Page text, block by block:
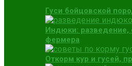
Гуси бойцовской
Индюки: разведение,
фермера
Откорм кур и гусей,